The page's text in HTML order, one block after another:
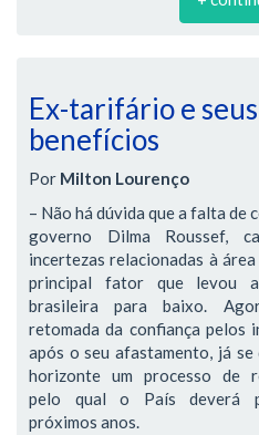
Ex-tarifário e seus
benefícios
Por Milton Lourenço
– Não há dúvida que a falta de
governo Dilma Roussef,
incertezas relacionadas à
principal fator que levou a
brasileira para baixo.
retomada da confiança pelos
após o seu afastamento, já se
horizonte um processo de
pelo qual o País deverá
próximos anos.